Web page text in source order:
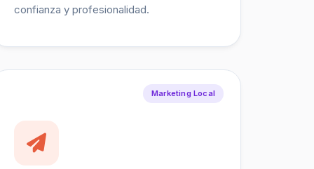
confianza y profesionalidad.
Marketing Local